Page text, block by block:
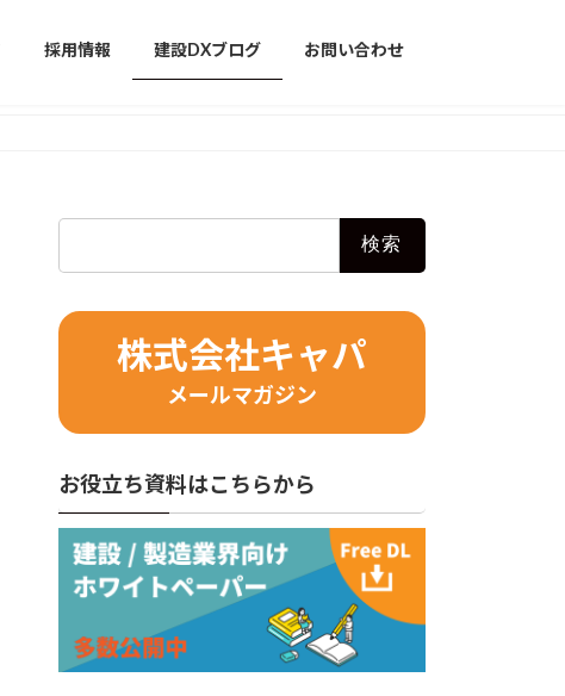
採用情報 建設DXブログ お問い合わせ
株式会社キャパ
メールマガジン
お役立ち資料はこちらから